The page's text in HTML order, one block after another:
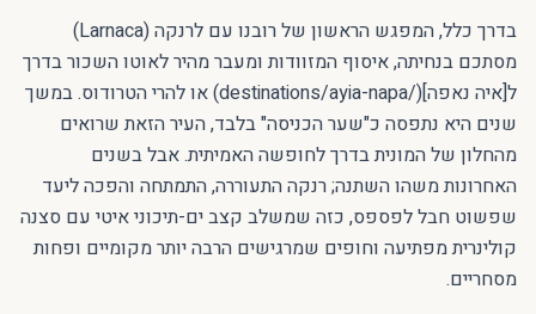
בדרך כלל, המפגש הראשון של רובנו עם לרנקה (Larnaca)
מסתכם בנחיתה, איסוף המזוודות ומעבר מהיר לאוטו השכור בדרך
ל[איה נאפה](/destinations/ayia-napa) או להרי הטרודוס. במשך
שנים היא נתפסה כ"שער הכניסה" בלבד, העיר הזאת שרואים
מהחלון של המונית בדרך לחופשה האמיתית. אבל בשנים
האחרונות משהו השתנה; רנקה התעוררה, התמתחה והפכה ליעד
שפשוט חבל לפספס, כזה שמשלב קצב ים-תיכוני איטי עם סצנה
קולינרית מפתיעה וחופים שמרגישים הרבה יותר מקומיים ופחות
מסחריים.